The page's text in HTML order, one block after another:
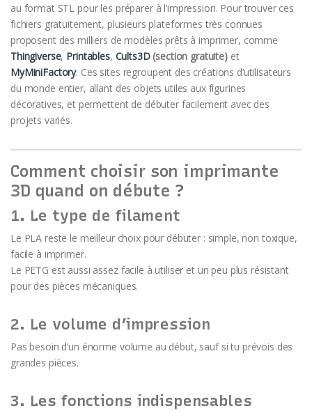
au format STL pour les préparer à l’impression. Pour trouver ces
fichiers gratuitement, plusieurs plateformes très connues
proposent des milliers de modèles prêts à imprimer, comme
Thingiverse, Printables, Cults3D(section gratuite)et
MyMiniFactory. Ces sites regroupent des créations d’utilisateurs
du monde entier, allant des objets utiles aux figurines
décoratives, et permettent de débuter facilement avec des
projets variés.
Comment choisir son imprimante
3D quand on débute ?
1. Le type de filament
Le PLA reste le meilleur choix pour débuter : simple, non toxique,
facile à imprimer.
Le PETG est aussi assez facile à utiliser et un peu plus résistant
pour des pièces mécaniques.
2. Le volume d’impression
Pas besoin d’un énorme volume au début, sauf si tu prévois des
grandes pièces.
3. Les fonctions indispensables